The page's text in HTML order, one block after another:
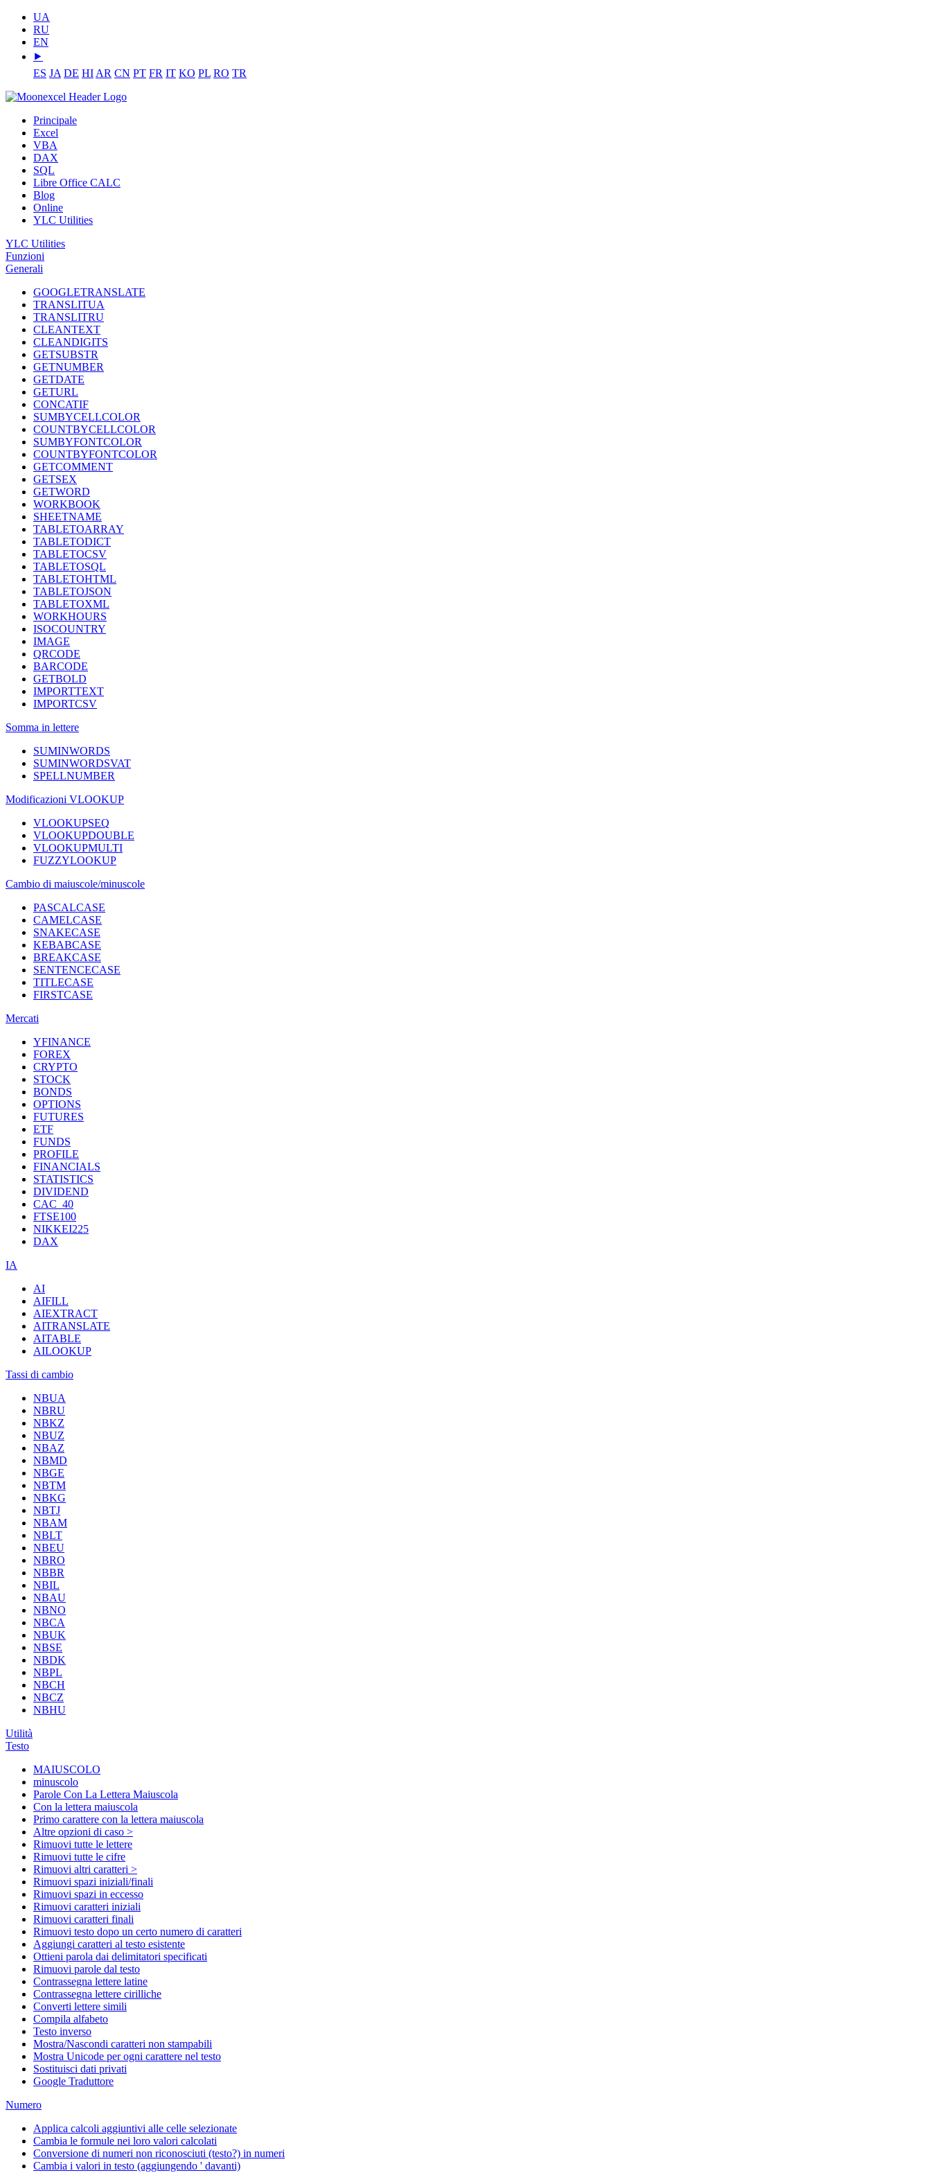
UA
RU
EN
⯈
ES JA DE HI AR CN PT FR IT KO PL RO TR
Principale
Excel
VBA
DAX
SQL
Libre Office CALC
Blog
Online
YLC Utilities
YLC Utilities
Funzioni
Generali
GOOGLETRANSLATE
TRANSLITUA
TRANSLITRU
CLEANTEXT
CLEANDIGITS
GETSUBSTR
GETNUMBER
GETDATE
GETURL
CONCATIF
SUMBYCELLCOLOR
COUNTBYCELLCOLOR
SUMBYFONTCOLOR
COUNTBYFONTCOLOR
GETCOMMENT
GETSEX
GETWORD
WORKBOOK
SHEETNAME
TABLETOARRAY
TABLETODICT
TABLETOCSV
TABLETOSQL
TABLETOHTML
TABLETOJSON
TABLETOXML
WORKHOURS
ISOCOUNTRY
IMAGE
QRCODE
BARCODE
GETBOLD
IMPORTTEXT
IMPORTCSV
Somma in lettere
SUMINWORDS
SUMINWORDSVAT
SPELLNUMBER
Modificazioni VLOOKUP
VLOOKUPSEQ
VLOOKUPDOUBLE
VLOOKUPMULTI
FUZZYLOOKUP
Cambio di maiuscole/minuscole
PASCALCASE
CAMELCASE
SNAKECASE
KEBABCASE
BREAKCASE
SENTENCECASE
TITLECASE
FIRSTCASE
Mercati
YFINANCE
FOREX
CRYPTO
STOCK
BONDS
OPTIONS
FUTURES
ETF
FUNDS
PROFILE
FINANCIALS
STATISTICS
DIVIDEND
CAC_40
FTSE100
NIKKEI225
DAX
IA
AI
AIFILL
AIEXTRACT
AITRANSLATE
AITABLE
AILOOKUP
Tassi di cambio
NBUA
NBRU
NBKZ
NBUZ
NBAZ
NBMD
NBGE
NBTM
NBKG
NBTJ
NBAM
NBLT
NBEU
NBRO
NBBR
NBIL
NBAU
NBNO
NBCA
NBUK
NBSE
NBDK
NBPL
NBCH
NBCZ
NBHU
Utilità
Testo
MAIUSCOLO
minuscolo
Parole Con La Lettera Maiuscola
Con la lettera maiuscola
Primo carattere con la lettera maiuscola
Altre opzioni di caso >
Rimuovi tutte le lettere
Rimuovi tutte le cifre
Rimuovi altri caratteri >
Rimuovi spazi iniziali/finali
Rimuovi spazi in eccesso
Rimuovi caratteri iniziali
Rimuovi caratteri finali
Rimuovi testo dopo un certo numero di caratteri
Aggiungi caratteri al testo esistente
Ottieni parola dai delimitatori specificati
Rimuovi parole dal testo
Contrassegna lettere latine
Contrassegna lettere cirilliche
Converti lettere simili
Compila alfabeto
Testo inverso
Mostra/Nascondi caratteri non stampabili
Mostra Unicode per ogni carattere nel testo
Sostituisci dati privati
Google Traduttore
Numero
Applica calcoli aggiuntivi alle celle selezionate
Cambia le formule nei loro valori calcolati
Conversione di numeri non riconosciuti (testo?) in numeri
Cambia i valori in testo (aggiungendo ' davanti)